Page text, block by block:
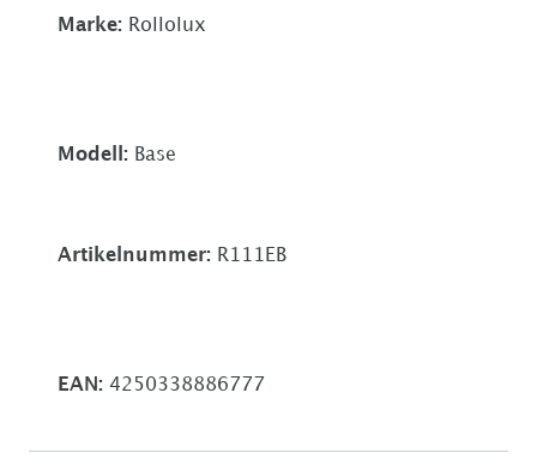
Marke: Rollolux
Modell: Base
Artikelnummer: R111EB
EAN: 4250338886777